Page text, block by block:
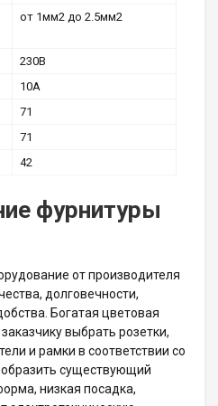
от 1мм2 до 2.5мм2
230В
10А
71
71
42
фурнитуры
от производителя
долговечности,
Богатая цветовая
выбрать розетки,
и рамки в соответствии со
существующий
низкая посадка,